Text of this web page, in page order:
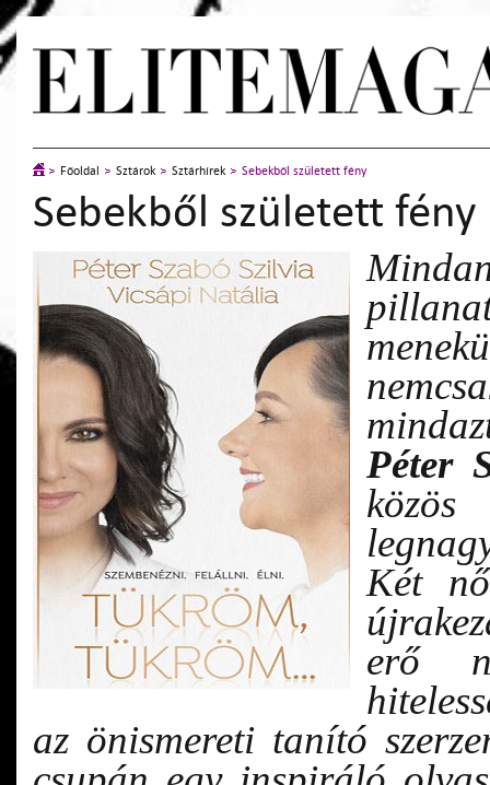
Főoldal Sztárok Sztárhírek Sebekből született fény
Sebekből született fény
Péter
Két
erő
az önismereti tanító